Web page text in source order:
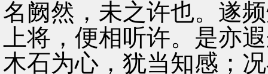
名阙然，未之许也。遂
上将，便相听许。是亦
木石为心，犹当知感；